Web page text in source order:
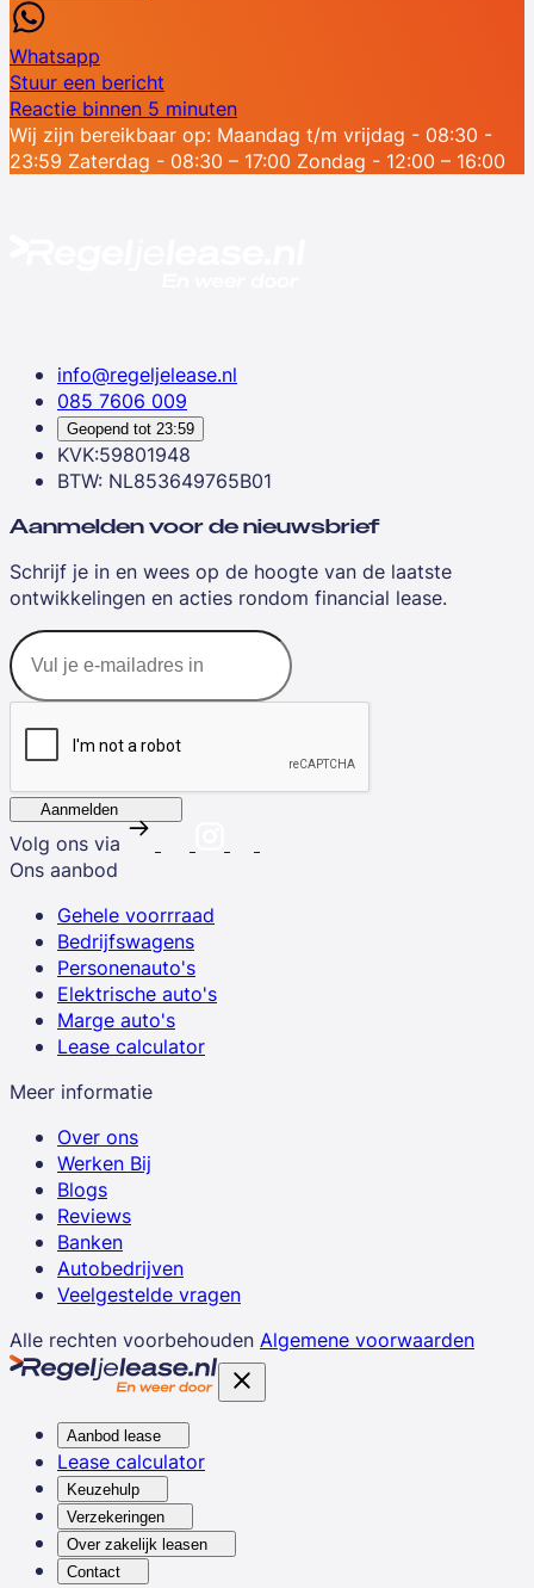
Whatsapp
Stuur een bericht
Reactie binnen 5 minuten
Wij zijn bereikbaar op: Maandag t/m vrijdag - 08:30 -
23:59 Zaterdag - 08:30 – 17:00 Zondag - 12:00 – 16:00
info@regeljelease.nl
085 7606 009
Geopend tot 23:59
KVK:59801948
BTW: NL853649765B01
Aanmelden voor de nieuwsbrief
Schrijf je in en wees op de hoogte van de laatste
ontwikkelingen en acties rondom financial lease.
Aanmelden
Volg ons via
Ons aanbod
Gehele voorrraad
Bedrijfswagens
Personenauto's
Elektrische auto's
Marge auto's
Lease calculator
Meer informatie
Over ons
Werken Bij
Blogs
Reviews
Banken
Autobedrijven
Veelgestelde vragen
Alle rechten voorbehouden Algemene voorwaarden
Aanbod lease
Lease calculator
Keuzehulp
Verzekeringen
Over zakelijk leasen
Contact